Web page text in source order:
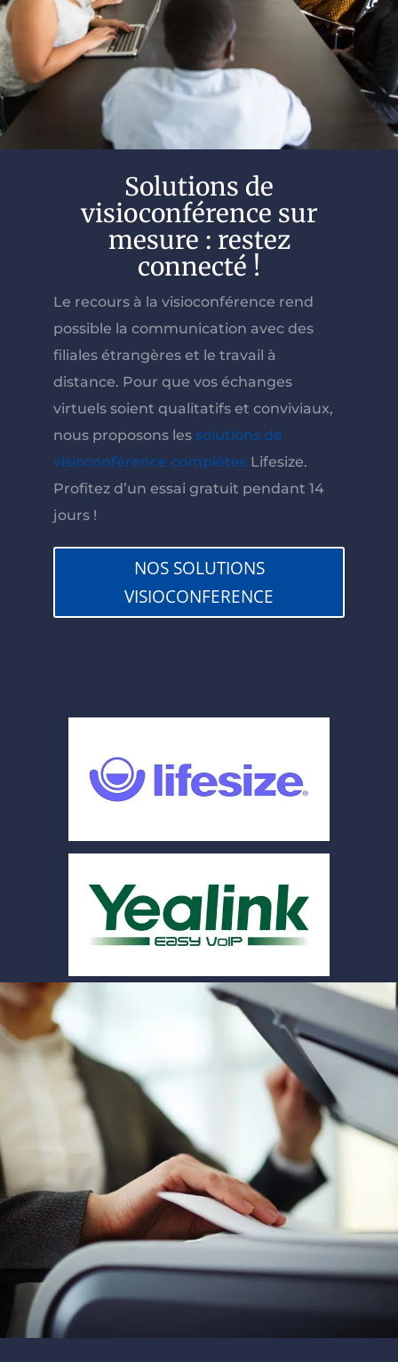
Solutions de
visioconférence sur
mesure : restez
connecté !
Le recours à la visioconférence rend
possible la communication avec des
filiales étrangères et le travail à
distance. Pour que vos échanges
virtuels soient qualitatifs et conviviaux,
nous proposons les solutions de
visioconférence complètes Lifesize.
Profitez d’un essai gratuit pendant 14
jours !
NOS SOLUTIONS
VISIOCONFERENCE